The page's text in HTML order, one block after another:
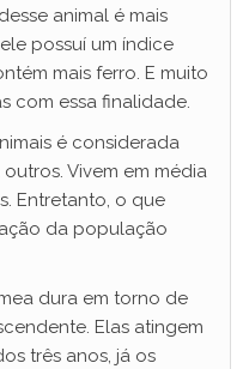
animal é mais
possuí um índice
mais ferro. E muito
com essa finalidade.
é considerada
Vivem em média
Entretanto, o que
da população
dura em torno de
Elas atingem
três anos, já os